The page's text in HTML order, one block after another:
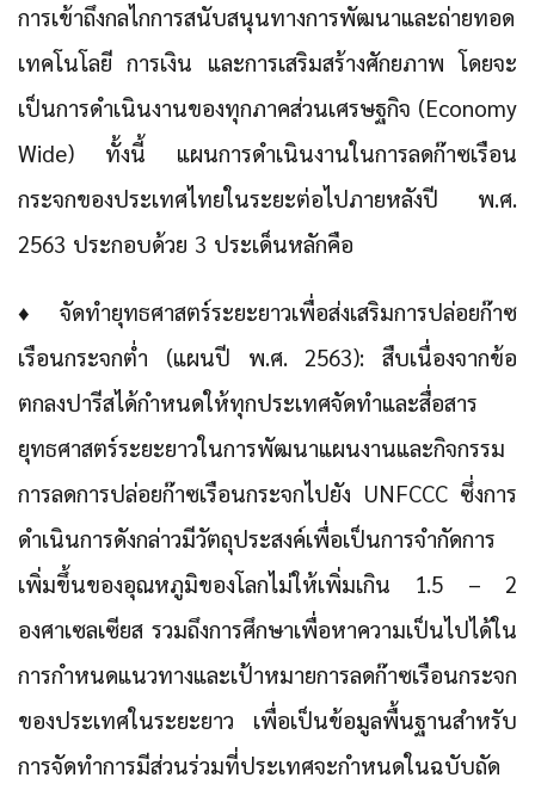
การเข้าถึงกลไกการสนับสนุนทางการพัฒนาและถ่ายทอด
เทคโนโลยี การเงิน และการเสริมสร้างศักยภาพ โดยจะ
เป็นการดำเนินงานของทุกภาคส่วนเศรษฐกิจ (Economy
Wide) ทั้งนี้ แผนการดำเนินงานในการลดก๊าซเรือน
กระจกของประเทศไทยในระยะต่อไปภายหลังปี พ.ศ.
2563 ประกอบด้วย 3 ประเด็นหลักคือ
♦ จัดทำยุทธศาสตร์ระยะยาวเพื่อส่งเสริมการปล่อยก๊าซ
เรือนกระจกต่ำ (แผนปี พ.ศ. 2563): สืบเนื่องจากข้อ
ตกลงปารีสได้กำหนดให้ทุกประเทศจัดทำและสื่อสาร
ยุทธศาสตร์ระยะยาวในการพัฒนาแผนงานและกิจกรรม
การลดการปล่อยก๊าซเรือนกระจกไปยัง UNFCCC ซึ่งการ
ดำเนินการดังกล่าวมีวัตถุประสงค์เพื่อเป็นการจำกัดการ
เพิ่มขึ้นของอุณหภูมิของโลกไม่ให้เพิ่มเกิน 1.5 – 2
องศาเซลเซียส รวมถึงการศึกษาเพื่อหาความเป็นไปได้ใน
การกำหนดแนวทางและเป้าหมายการลดก๊าซเรือนกระจก
ของประเทศในระยะยาว เพื่อเป็นข้อมูลพื้นฐานสำหรับ
การจัดทำการมีส่วนร่วมที่ประเทศจะกำหนดในฉบับถัด